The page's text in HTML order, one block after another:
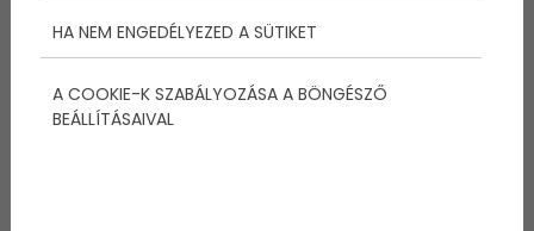
HA NEM ENGEDÉLYEZED A SÜTIKET
A COOKIE-K SZABÁLYOZÁSA A BÖNGÉSZŐ
BEÁLLÍTÁSAIVAL